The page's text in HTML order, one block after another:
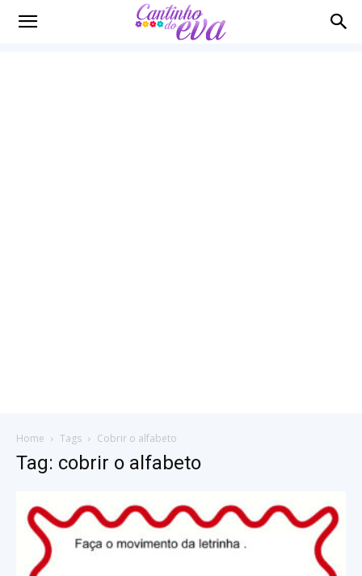
Cantinho
Home Tags Cobrir o alfabeto
Tag: cobrir o alfabeto